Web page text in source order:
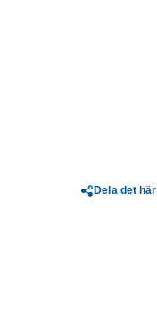
Dela det här